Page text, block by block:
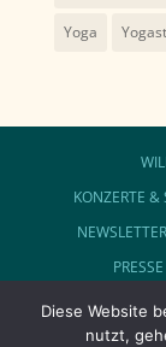
Yoga
KONZERTE &
NEWSLETTER
Diese Website
nutzt,